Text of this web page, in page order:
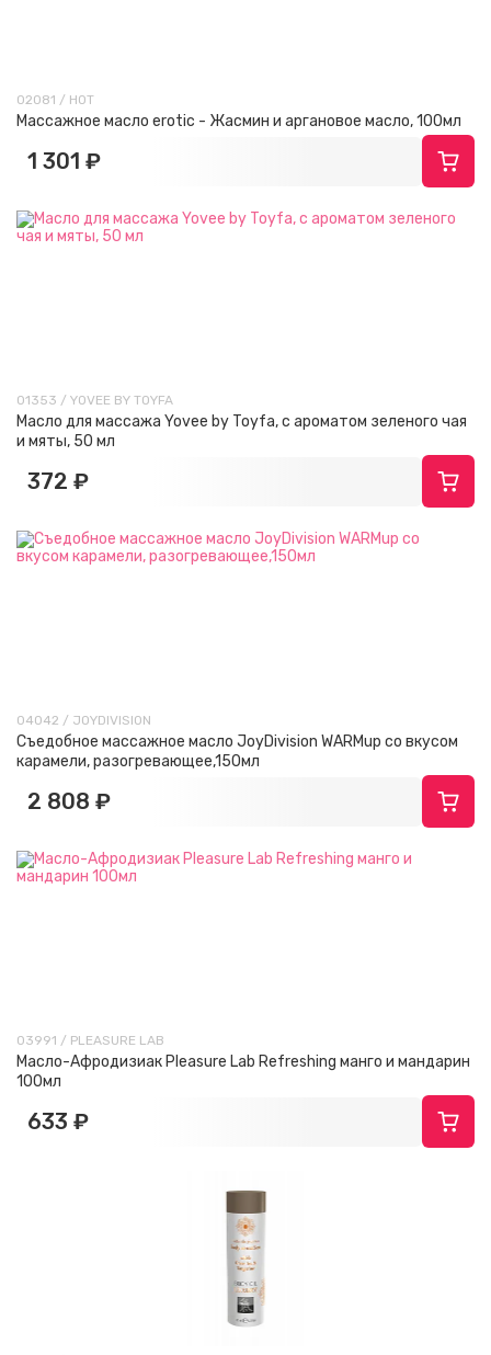
02081 / HOT
Массажное масло erotic - Жасмин и аргановое масло, 100мл
1 301 ₽
01353 / YOVEE BY TOYFA
Масло для массажа Yovee by Toyfa, с ароматом зеленого чая
и мяты, 50 мл
372 ₽
04042 / JOYDIVISION
Съедобное массажное масло JoyDivision WARMup со вкусом
карамели, разогревающее,150мл
2 808 ₽
03991 / PLEASURE LAB
Масло-Афродизиак Pleasure Lab Refreshing манго и мандарин
100мл
633 ₽